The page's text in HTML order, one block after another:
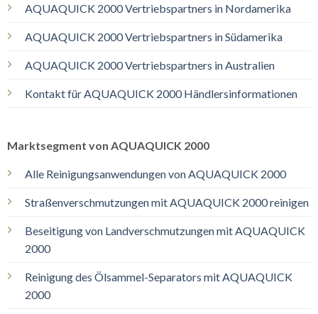
AQUAQUICK 2000 Vertriebspartners in Nordamerika
AQUAQUICK 2000 Vertriebspartners in Südamerika
AQUAQUICK 2000 Vertriebspartners in Australien
Kontakt für AQUAQUICK 2000 Händlersinformationen
Marktsegment von AQUAQUICK 2000
Alle Reinigungsanwendungen von AQUAQUICK 2000
Straßenverschmutzungen mit AQUAQUICK 2000 reinigen
Beseitigung von Landverschmutzungen mit AQUAQUICK
2000
Reinigung des Ölsammel-Separators mit AQUAQUICK
2000